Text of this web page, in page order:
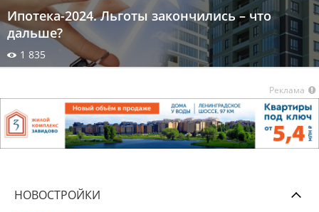
Ипотека-2024. Льготы закончились – что
дальше?
1 835
Реклама
НОВОСТРОЙКИ